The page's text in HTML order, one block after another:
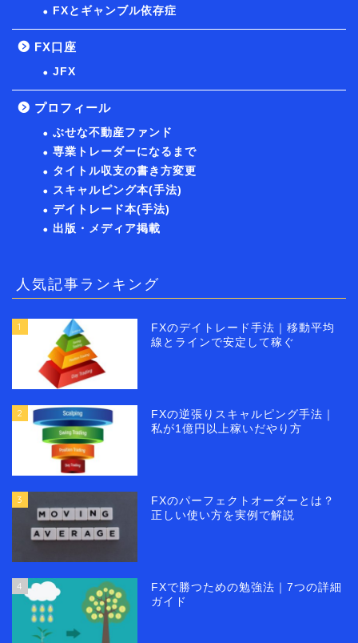
FXとギャンブル依存症
FX口座
JFX
プロフィール
ぶせな不動産ファンド
専業トレーダーになるまで
タイトル収支の書き方変更
スキャルピング本(手法)
デイトレード本(手法)
出版・メディア掲載
人気記事ランキング
1
FXのデイトレード手法｜移動平均
線とラインで安定して稼ぐ
2
FXの逆張りスキャルピング手法｜
私が1億円以上稼いだやり方
3
FXのパーフェクトオーダーとは？
正しい使い方を実例で解説
4
FXで勝つための勉強法｜7つの詳細
ガイド